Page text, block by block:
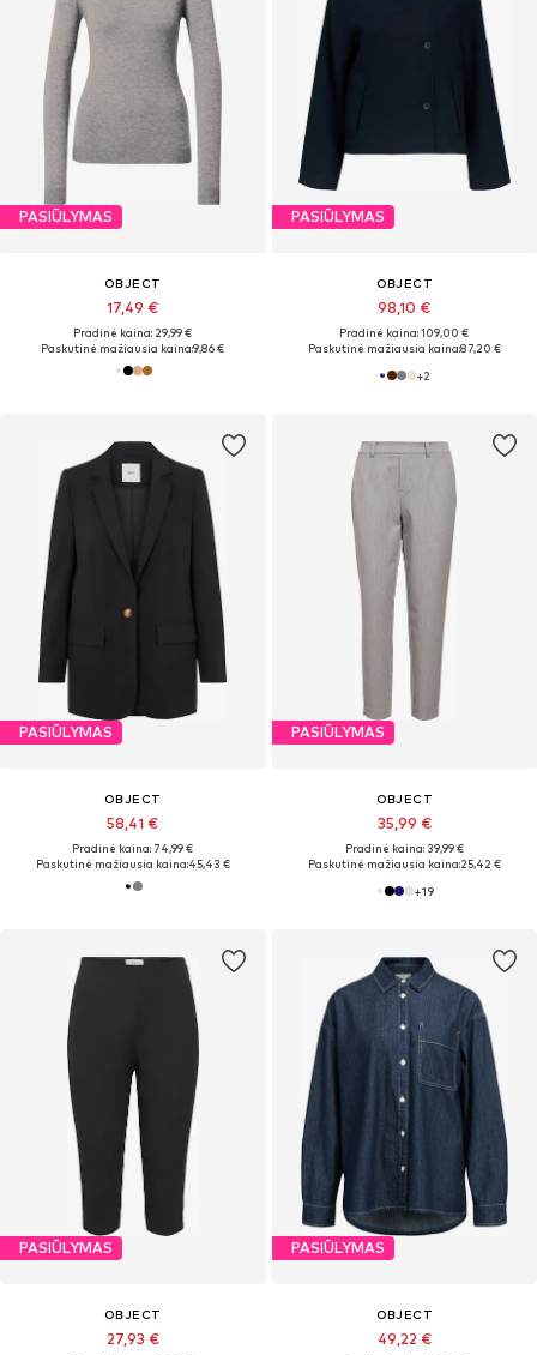
PASIŪLYMAS
OBJECT
17,49 €
Pradinė kaina: 29,99 €
Paskutinė mažiausia kaina:9,86 €
PASIŪLYMAS
OBJECT
98,10 €
Pradinė kaina: 109,00 €
Paskutinė mažiausia kaina:87,20 €
+2
PASIŪLYMAS
OBJECT
58,41 €
Pradinė kaina: 74,99 €
Paskutinė mažiausia kaina:45,43 €
PASIŪLYMAS
OBJECT
35,99 €
Pradinė kaina: 39,99 €
Paskutinė mažiausia kaina:25,42 €
+19
PASIŪLYMAS
OBJECT
27,93 €
PASIŪLYMAS
OBJECT
49,22 €